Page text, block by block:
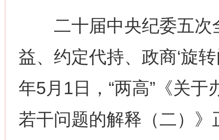
二十届中央纪委五次
益、约定代持、政商‘旋
年5月1日，“两高”《关
若干问题的解释（二）